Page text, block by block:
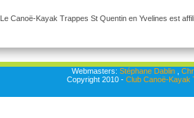
Le Canoë-Kayak Trappes St Quentin en Yvelines est
Webmasters: Stéphane Dablin,
Copyright 2010 - Club Canoë-Kayak